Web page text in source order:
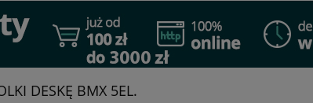
DESKĘ BMX 5EL.